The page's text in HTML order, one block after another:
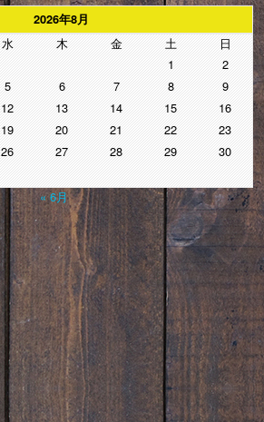
2026年8月
水 木 金 土
日
1
2
5 6 7 8
9
12 13 14 15
16
19 20 21 22
23
26 27 28 29
30
« 6月